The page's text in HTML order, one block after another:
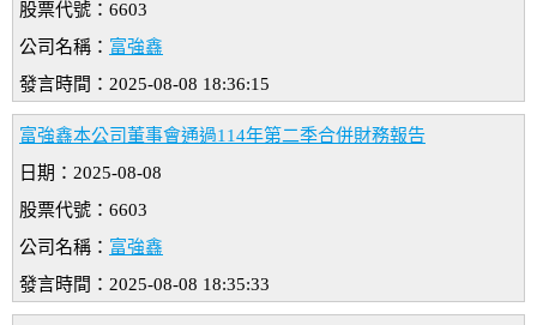
股票代號：6603
公司名稱： 富強鑫
發言時間：2025-08-08 18:36:15
富強鑫本公司董事會通過114年第二季合併財務報告
日期：2025-08-08
股票代號：6603
公司名稱： 富強鑫
發言時間：2025-08-08 18:35:33